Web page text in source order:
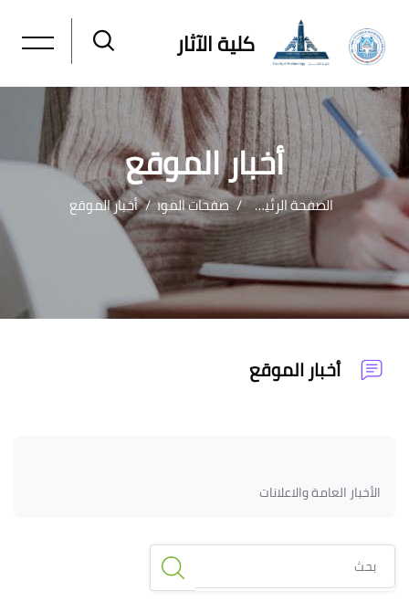
كلية الآثار
أخبار الموقع
الصفحة الرئيسية صفحات الموقع أخبار الموقع
أخبار الموقع
الأخبار العامة والاعلانات
بحث